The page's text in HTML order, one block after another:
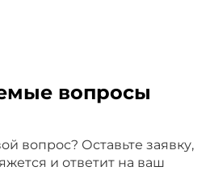
вопросы
вопрос? Оставьте заявку,
и ответит на ваш